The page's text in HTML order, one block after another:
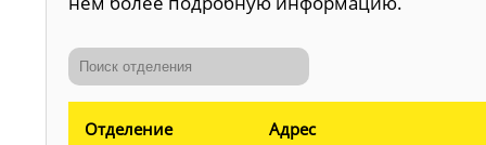
Отделение Адрес